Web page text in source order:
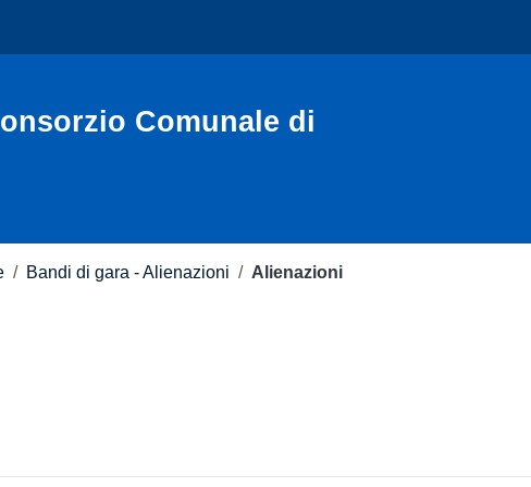
Comunale di
/ Bandi di gara - Alienazioni / Alienazioni